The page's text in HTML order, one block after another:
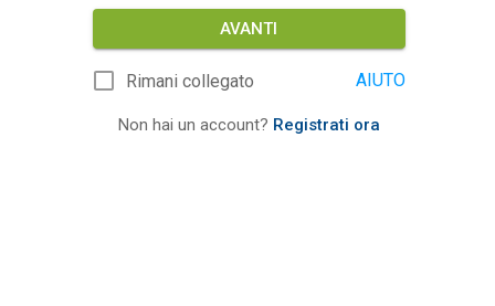
AVANTI
Rimani collegato AIUTO
Non hai un account? Registrati ora